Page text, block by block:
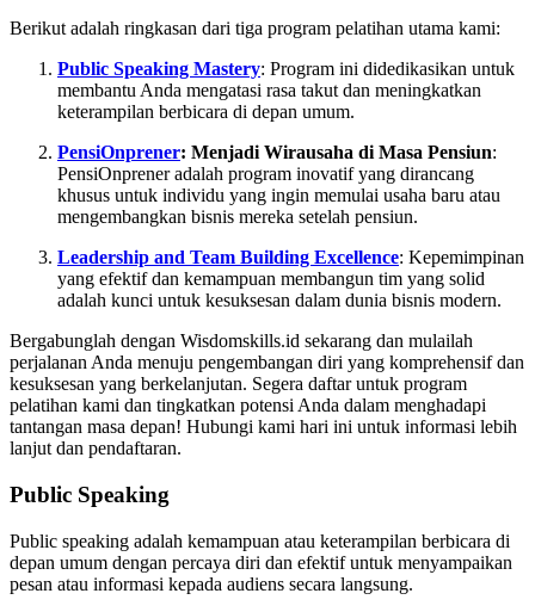
Berikut adalah ringkasan dari tiga program pelatihan utama kami:
Public Speaking Mastery: Program ini didedikasikan untuk
membantu Anda mengatasi rasa takut dan meningkatkan
keterampilan berbicara di depan umum.
PensiOnprener: Menjadi Wirausaha di Masa Pensiun:
PensiOnprener adalah program inovatif yang dirancang
khusus untuk individu yang ingin memulai usaha baru atau
mengembangkan bisnis mereka setelah pensiun.
Leadership and Team Building Excellence: Kepemimpinan
yang efektif dan kemampuan membangun tim yang solid
adalah kunci untuk kesuksesan dalam dunia bisnis modern.
Bergabunglah dengan Wisdomskills.id sekarang dan mulailah
perjalanan Anda menuju pengembangan diri yang komprehensif dan
kesuksesan yang berkelanjutan. Segera daftar untuk program
pelatihan kami dan tingkatkan potensi Anda dalam menghadapi
tantangan masa depan! Hubungi kami hari ini untuk informasi lebih
lanjut dan pendaftaran.
Public Speaking
Public speaking adalah kemampuan atau keterampilan berbicara di
depan umum dengan percaya diri dan efektif untuk menyampaikan
pesan atau informasi kepada audiens secara langsung.